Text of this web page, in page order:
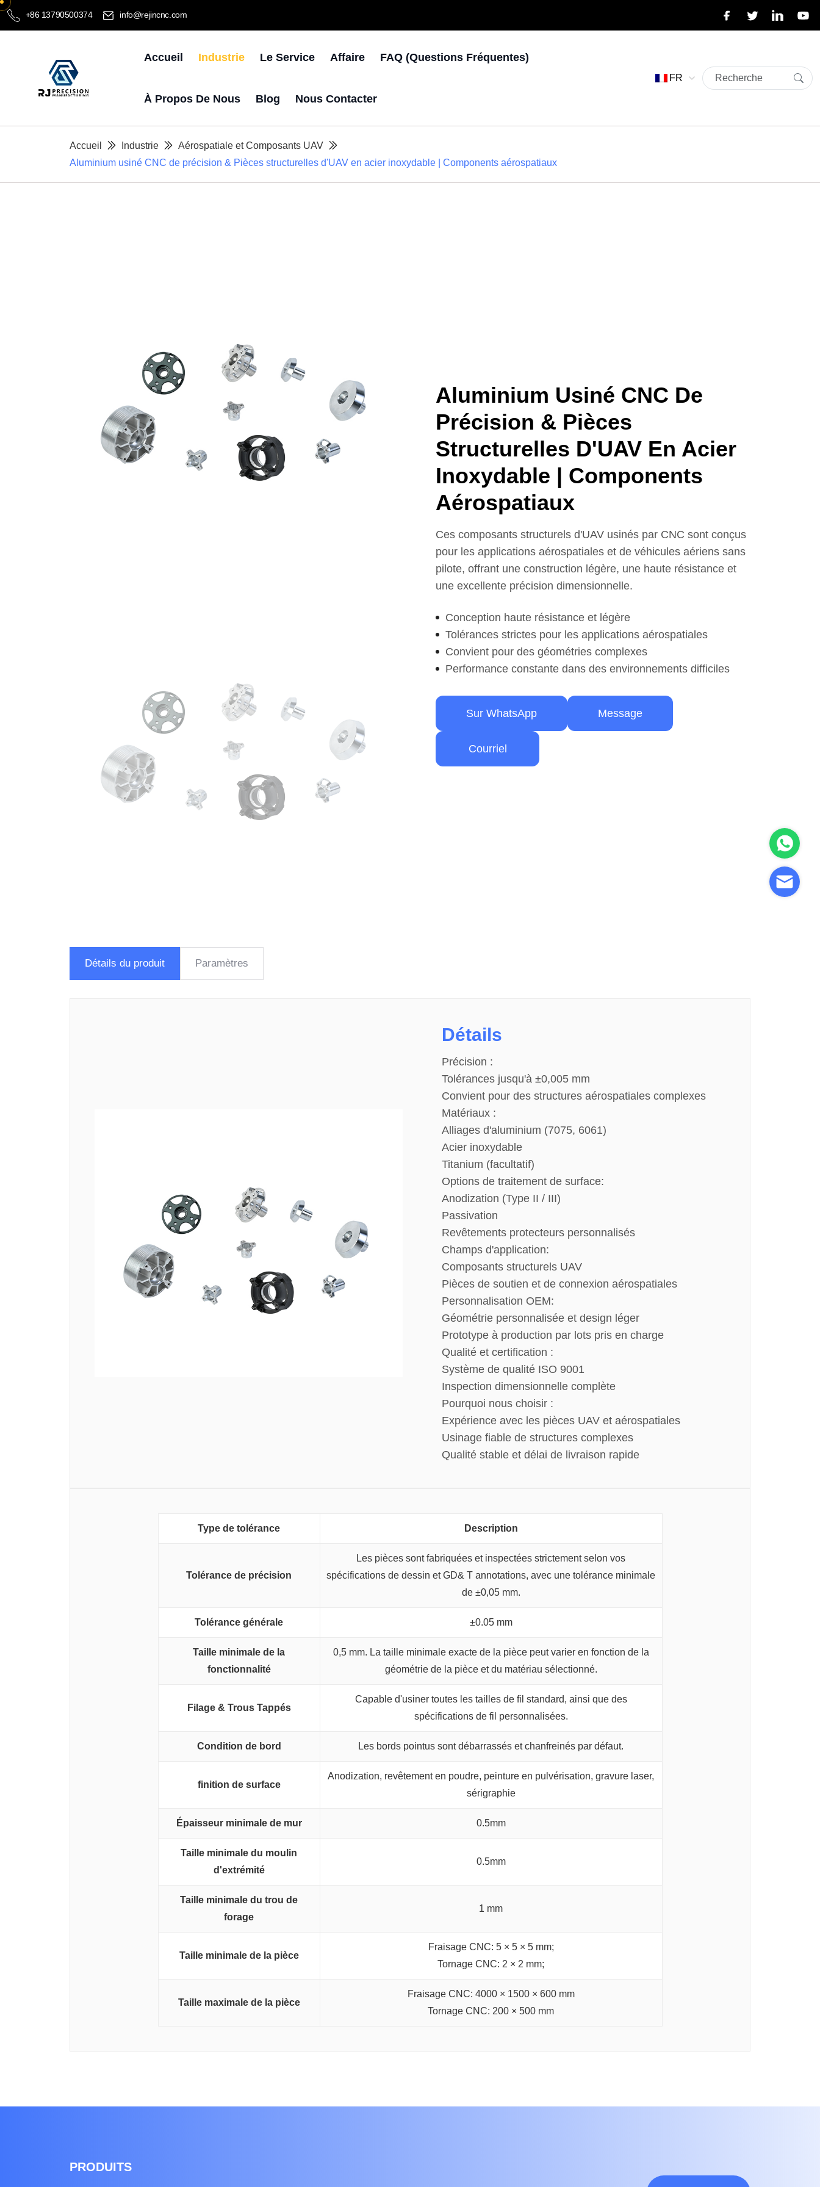
+86 13790500374 info@rejincnc.com
Accueil Industrie Le Service Affaire FAQ (questions Fréquentes)
À Propos De Nous Blog Nous Contacter
FR
Accueil Industrie
Aérospatiale et Composants UAV
Aluminium usiné CNC de précision & Pièces structurelles d'UAV en acier inoxydable | Components aérospatiaux
Aluminium Usiné CNC De
Précision & Pièces
Structurelles D'UAV En Acier
Inoxydable | Components
Aérospatiaux
Ces composants structurels d'UAV usinés par CNC sont conçus
pour les applications aérospatiales et de véhicules aériens sans
pilote, offrant une construction légère, une haute résistance et
une excellente précision dimensionnelle.
Conception haute résistance et légère
Tolérances strictes pour les applications aérospatiales
Convient pour des géométries complexes
Performance constante dans des environnements difficiles
Sur WhatsApp Message
Courriel
Détails du produit Paramètres
Détails
Précision :
Tolérances jusqu'à ±0,005 mm
Convient pour des structures aérospatiales complexes
Matériaux :
Alliages d'aluminium (7075, 6061)
Acier inoxydable
Titanium (facultatif)
Options de traitement de surface:
Anodization (Type II / III)
Passivation
Revêtements protecteurs personnalisés
Champs d'application:
Composants structurels UAV
Pièces de soutien et de connexion aérospatiales
Personnalisation OEM:
Géométrie personnalisée et design léger
Prototype à production par lots pris en charge
Qualité et certification :
Système de qualité ISO 9001
Inspection dimensionnelle complète
Pourquoi nous choisir :
Expérience avec les pièces UAV et aérospatiales
Usinage fiable de structures complexes
Qualité stable et délai de livraison rapide
Type de tolérance Description
Tolérance de précision
Les pièces sont fabriquées et inspectées strictement selon vos
spécifications de dessin et GD& T annotations, avec une tolérance minimale
de ±0,05 mm.
Tolérance générale ±0.05 mm
Taille minimale de la
fonctionnalité
0,5 mm. La taille minimale exacte de la pièce peut varier en fonction de la
géométrie de la pièce et du matériau sélectionné.
Filage & Trous Tappés
Capable d'usiner toutes les tailles de fil standard, ainsi que des
spécifications de fil personnalisées.
Condition de bord Les bords pointus sont débarrassés et chanfreinés par défaut.
finition de surface
Anodization, revêtement en poudre, peinture en pulvérisation, gravure laser,
sérigraphie
Épaisseur minimale de mur 0.5mm
Taille minimale du moulin
d'extrémité
0.5mm
Taille minimale du trou de
forage
1 mm
Taille minimale de la pièce
Fraisage CNC: 5 × 5 × 5 mm;
Tornage CNC: 2 × 2 mm;
Taille maximale de la pièce
Fraisage CNC: 4000 × 1500 × 600 mm
Tornage CNC: 200 × 500 mm
PRODUITS